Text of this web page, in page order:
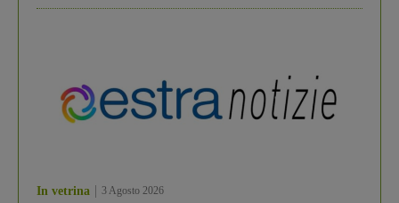
In vetrina 3 Agosto 2026